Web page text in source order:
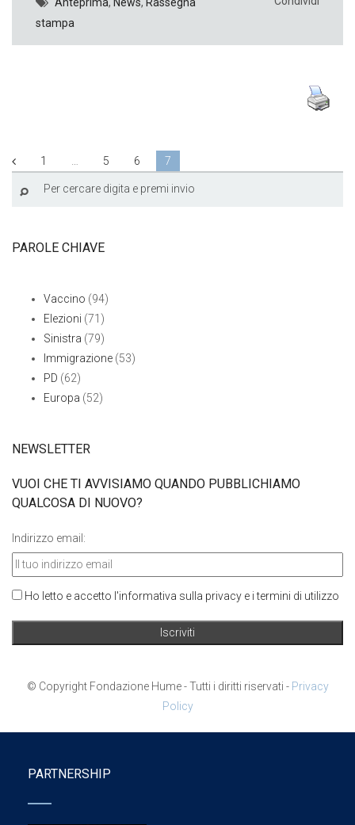
stampa
1 5 6 7
PAROLE CHIAVE
Vaccino (94)
Elezioni (71)
Sinistra (79)
Immigrazione (53)
PD (62)
Europa (52)
NEWSLETTER
VUOI CHE TI AVVISIAMO QUANDO PUBBLICHIAMO
QUALCOSA DI NUOVO?
Indirizzo email:
Ho letto e accetto l'informativa sulla privacy e i termini di utilizzo
© Copyright Fondazione Hume - Tutti i diritti riservati - Privacy
Policy
PARTNERSHIP